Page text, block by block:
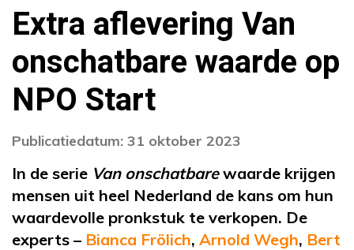
Extra aflevering Van
onschatbare waarde op
NPO Start
Publicatiedatum: 31 oktober 2023
In de serie Van onschatbarewaarde krijgen
mensen uit heel Nederland de kans om hun
waardevolle pronkstuk te verkopen. De
experts – Bianca Frölich, Arnold Wegh, Bert